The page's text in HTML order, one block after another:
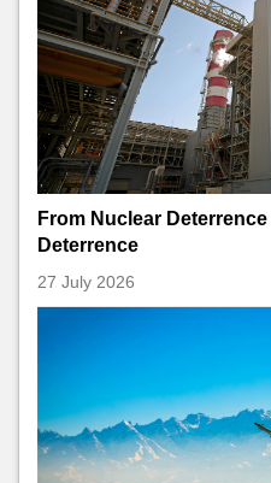
From Nuclear
Deterrence
27 July 2026